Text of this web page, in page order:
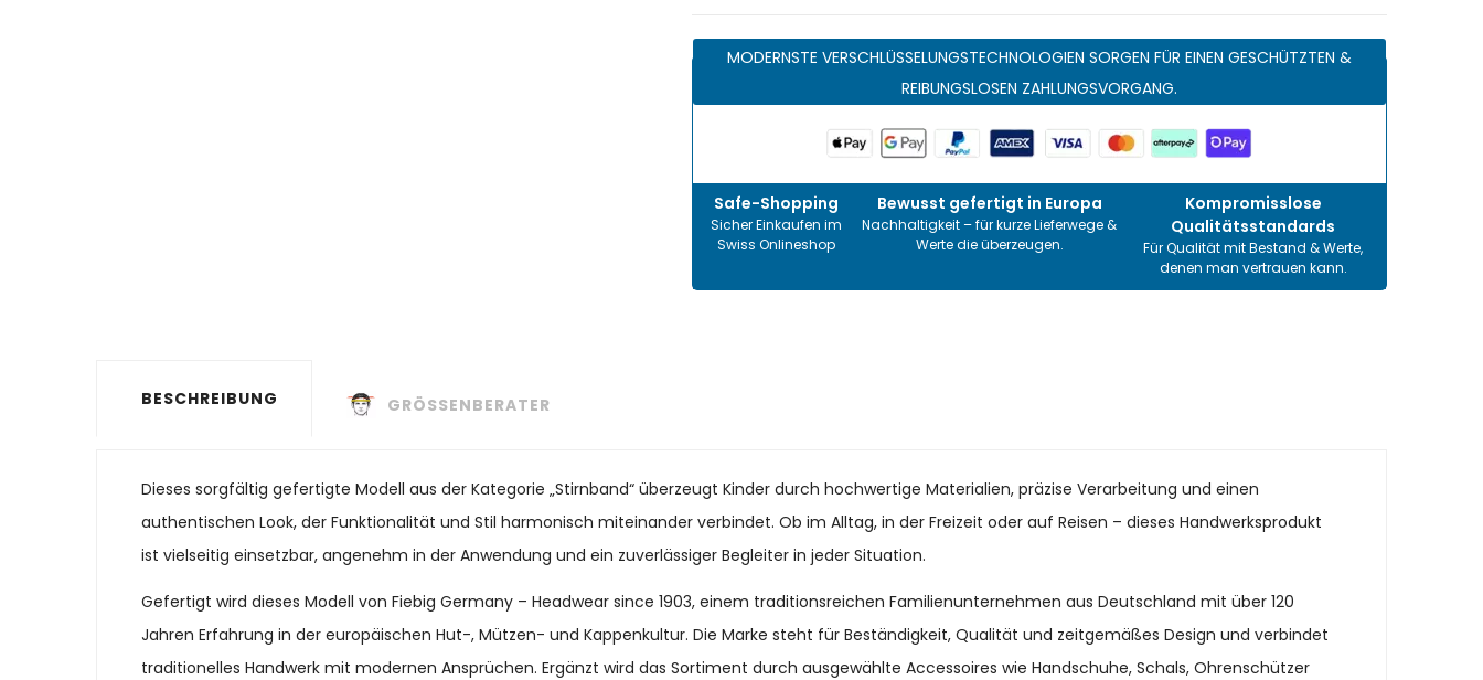
MODERNSTE VERSCHLÜSSELUNGSTECHNOLOGIEN SORGEN FÜR EINEN GESCHÜTZTEN &
REIBUNGSLOSEN ZAHLUNGSVORGANG.
Safe-Shopping
Sicher Einkaufen im
Swiss Onlineshop
Bewusst gefertigt in Europa
Nachhaltigkeit – für kurze Lieferwege &
Werte die überzeugen.
Kompromisslose
Qualitätsstandards
Für Qualität mit Bestand & Werte,
denen man vertrauen kann.
BESCHREIBUNG GRÖSSENBERATER
Dieses sorgfältig gefertigte Modell aus der Kategorie „Stirnband“ überzeugt Kinder durch hochwertige Materialien, präzise Verarbeitung und einen
authentischen Look, der Funktionalität und Stil harmonisch miteinander verbindet. Ob im Alltag, in der Freizeit oder auf Reisen – dieses Handwerksprodukt
ist vielseitig einsetzbar, angenehm in der Anwendung und ein zuverlässiger Begleiter in jeder Situation.
Gefertigt wird dieses Modell von Fiebig Germany – Headwear since 1903, einem traditionsreichen Familienunternehmen aus Deutschland mit über 120
Jahren Erfahrung in der europäischen Hut-, Mützen- und Kappenkultur. Die Marke steht für Beständigkeit, Qualität und zeitgemäßes Design und verbindet
traditionelles Handwerk mit modernen Ansprüchen. Ergänzt wird das Sortiment durch ausgewählte Accessoires wie Handschuhe, Schals, Ohrenschützer